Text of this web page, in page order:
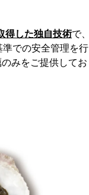
得した独自技術で、
での安全管理を行
みをご提供してお